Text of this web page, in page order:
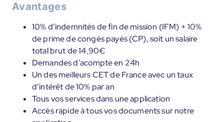
Avantages
10% d’indemnités de fin de mission (IFM) + 10%
de prime de congés payés (CP), soit un salaire
total brut de 14,90€
Demandes d’acompte en 24h
Un des meilleurs CET de France avec un taux
d’intérêt de 10% par an
Tous vos services dans une application
Accès rapide à tous vos documents sur notre